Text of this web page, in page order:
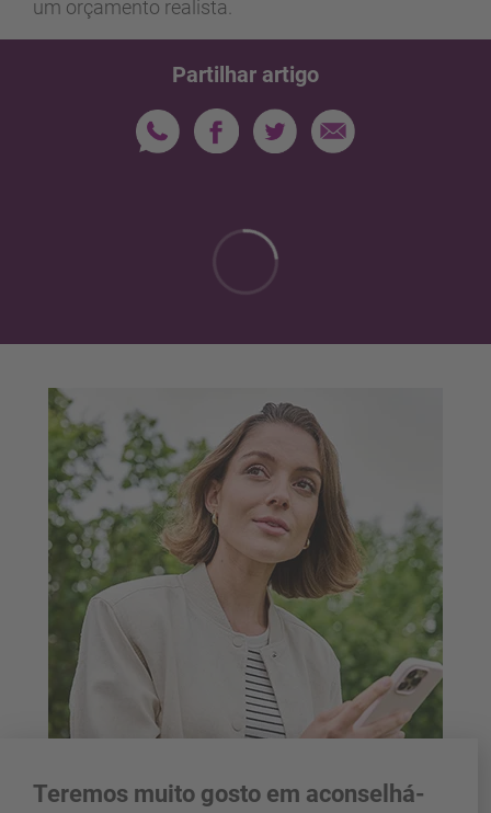
um orçamento realista.
Partilhar artigo
Teremos muito gosto em aconselhá-